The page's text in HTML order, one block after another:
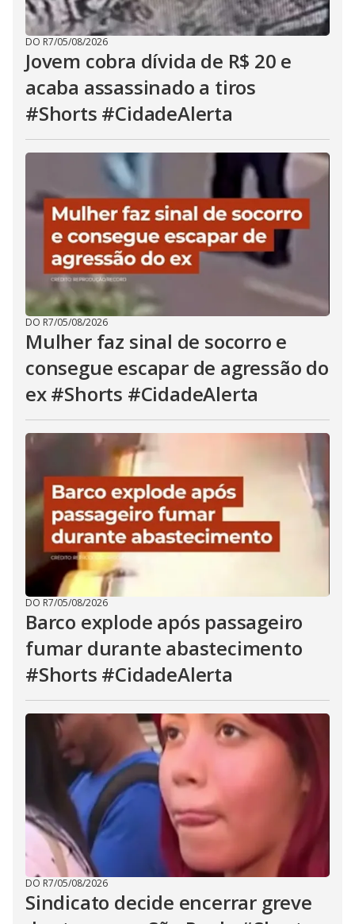
DO R7/05/08/2026
Jovem cobra dívida de R$ 20 e
acaba assassinado a tiros
#Shorts #CidadeAlerta
DO R7/05/08/2026
Mulher faz sinal de socorro e
consegue escapar de agressão do
ex #Shorts #CidadeAlerta
DO R7/05/08/2026
Barco explode após passageiro
fumar durante abastecimento
#Shorts #CidadeAlerta
DO R7/05/08/2026
Sindicato decide encerrar greve